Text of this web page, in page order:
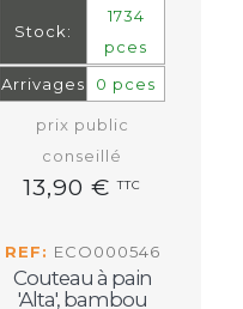
Stock:
1734
pces
Arrivages
0 pces
prix public
conseillé
13,90 €TTC
REF: ECO000546
Couteau à pain
'Alta', bambou